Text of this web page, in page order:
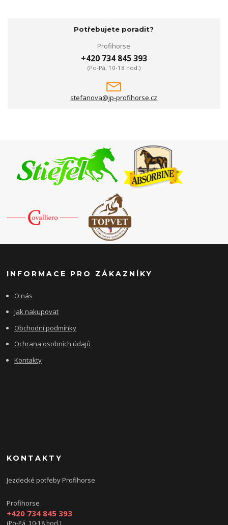
Potřebujete poradit?
Profihorse
+420 734 845 393
(Po-Pá, 10-18 hod.)
stefanova@jp-profihorse.cz
INFORMACE PRO ZÁKAZNÍKY
O nás
Jak nakupovat
Obchodní podmínky
Ochrana osobních údajů
Kontakty
KONTAKTY
Jezdecké potřeby Profihorse
Profihorse
+420 734 845 393